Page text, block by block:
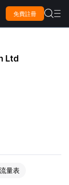
免費註冊  
Ltd
量表